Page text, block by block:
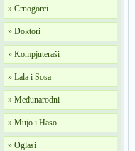
» Crnogorci
» Doktori
» Kompjuteraši
» Lala i Sosa
» Međunarodni
» Mujo i Haso
» Oglasi